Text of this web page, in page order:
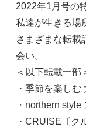
2022年1月号の
私達が生きる場
さまざまな転載
会い。
＜以下転載一部
・季節を楽しむ
・northern style
・CRUISE〔ク